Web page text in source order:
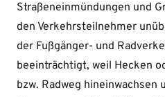
Straßeneinmündungen und
den Verkehrsteilnehmer
der Fußgänger- und
beeinträchtigt, weil Hecken
bzw. Radweg hineinwachsen